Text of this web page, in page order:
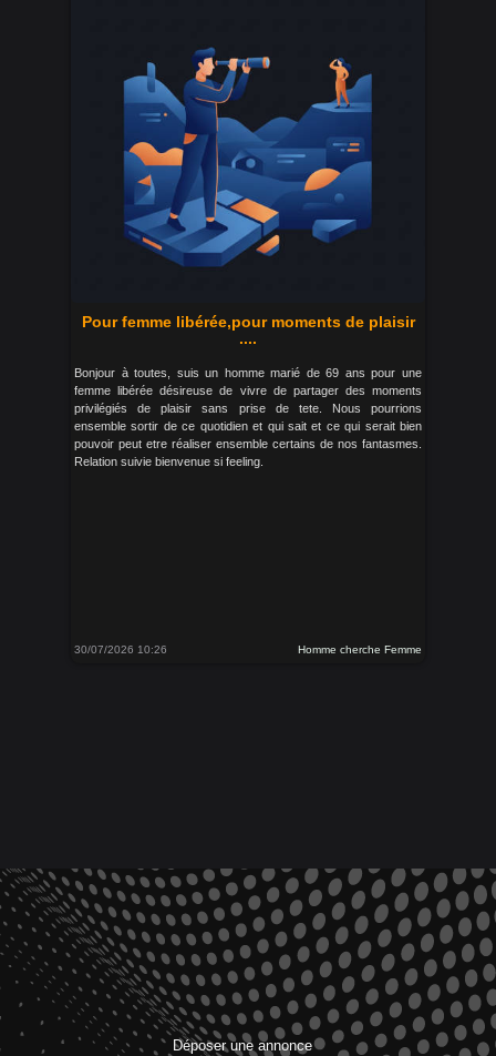
Pour femme libérée,pour moments de plaisir
....
Bonjour à toutes, suis un homme marié de 69 ans pour une
femme libérée désireuse de vivre de partager des moments
privilégiés de plaisir sans prise de tete. Nous pourrions
ensemble sortir de ce quotidien et qui sait et ce qui serait bien
pouvoir peut etre réaliser ensemble certains de nos fantasmes.
Relation suivie bienvenue si feeling.
30/07/2026 10:26 Homme cherche Femme
Déposer une annonce